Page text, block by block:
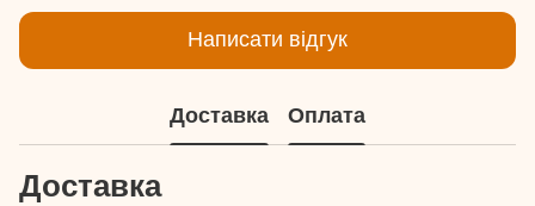
Написати відгук
Доставка Оплата
Доставка